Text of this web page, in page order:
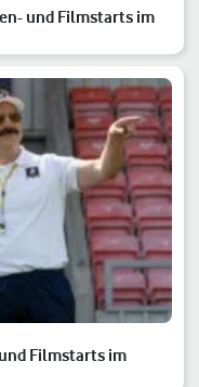
und Filmstarts im
Filmstarts im